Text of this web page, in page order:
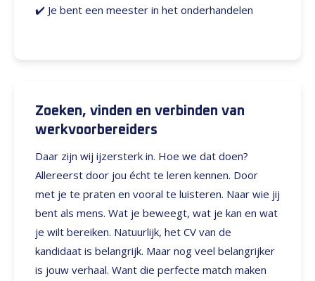
✔️ Je bent een meester in het onderhandelen
Zoeken, vinden en verbinden van
werkvoorbereiders
Daar zijn wij ijzersterk in. Hoe we dat doen?
Allereerst door jou écht te leren kennen. Door
met je te praten en vooral te luisteren. Naar wie jij
bent als mens. Wat je beweegt, wat je kan en wat
je wilt bereiken. Natuurlijk, het CV van de
kandidaat is belangrijk. Maar nog veel belangrijker
is jouw verhaal. Want die perfecte match maken